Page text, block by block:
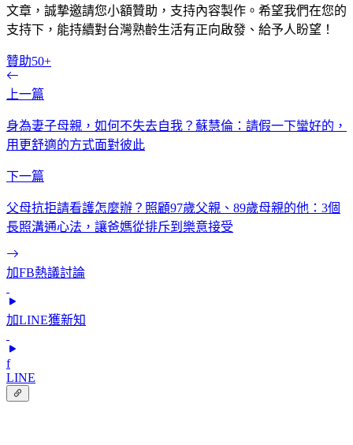
文章，誠摯邀請您小額贊助，支持內容製作。希望我們在您的
支持下，能持續對台灣熟齡生活有正向啟發、給予人盼望！
贊助50+
上一篇
身為妻子母親，如何不失去自我？蘇慧倫：請假一下蠻好的，
用更舒適的方式面對彼此
下一篇
父母抗拒請看護怎麼辦？照顧97歲父親、89歲母親的他：3個
長照溝通心法，讓爸媽從排斥到樂意接受
加FB熱議討論
加LINE獲新知
f
LINE